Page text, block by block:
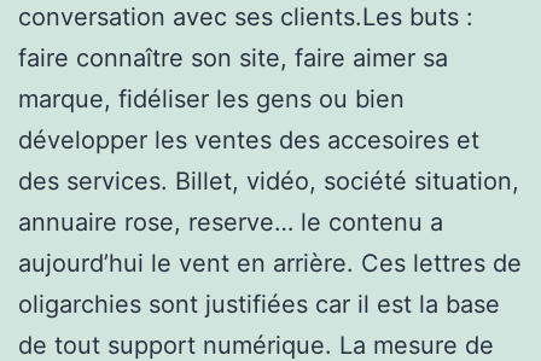
conversation avec ses clients.Les buts :
faire connaître son site, faire aimer sa
marque, fidéliser les gens ou bien
développer les ventes des accesoires et
des services. Billet, vidéo, société situation,
annuaire rose, reserve… le contenu a
aujourd’hui le vent en arrière. Ces lettres de
oligarchies sont justifiées car il est la base
de tout support numérique. La mesure de